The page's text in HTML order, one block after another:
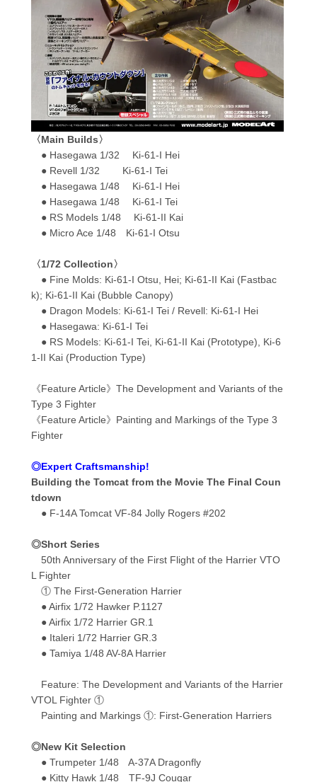
〈Main Builds〉
● Hasegawa 1/32 Ki-61-I Hei
● Revell 1/32 Ki-61-I Tei
● Hasegawa 1/48 Ki-61-I Hei
● Hasegawa 1/48 Ki-61-I Tei
● RS Models 1/48 Ki-61-II Kai
● Micro Ace 1/48 Ki-61-I Otsu
〈1/72 Collection〉
● Fine Molds: Ki-61-I Otsu, Hei; Ki-61-II Kai (Fastbac
k); Ki-61-II Kai (Bubble Canopy)
● Dragon Models: Ki-61-I Tei / Revell: Ki-61-I Hei
● Hasegawa: Ki-61-I Tei
● RS Models: Ki-61-I Tei, Ki-61-II Kai (Prototype), Ki-6
1-II Kai (Production Type)
《Feature Article》The Development and Variants of the
Type 3 Fighter
《Feature Article》Painting and Markings of the Type 3
Fighter
◎Expert Craftsmanship!
Building the Tomcat from the Movie The Final Coun
tdown
● F-14A Tomcat VF-84 Jolly Rogers #202
◎Short Series
50th Anniversary of the First Flight of the Harrier VTO
L Fighter
① The First-Generation Harrier
● Airfix 1/72 Hawker P.1127
● Airfix 1/72 Harrier GR.1
● Italeri 1/72 Harrier GR.3
● Tamiya 1/48 AV-8A Harrier
Feature: The Development and Variants of the Harrier
VTOL Fighter ①
Painting and Markings ①: First-Generation Harriers
◎New Kit Selection
● Trumpeter 1/48 A-37A Dragonfly
● Kitty Hawk 1/48 TF-9J Cougar